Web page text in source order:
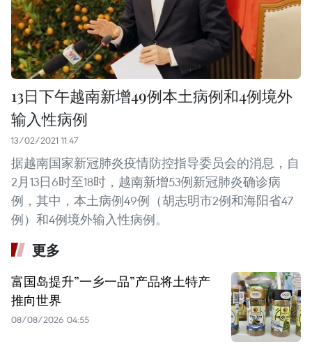
13日下午越南新增49例本土病例和4例境外
输入性病例
13/02/2021 11:47
据越南国家新冠肺炎疫情防控指导委员会的消息，自
2月13日6时至18时，越南新增53例新冠肺炎确诊病
例，其中，本土病例49例（胡志明市2例和海阳省47
例）和4例境外输入性病例。
更多
富国岛提升”一乡一品”产品将土特产
推向世界
08/08/2026 04:55